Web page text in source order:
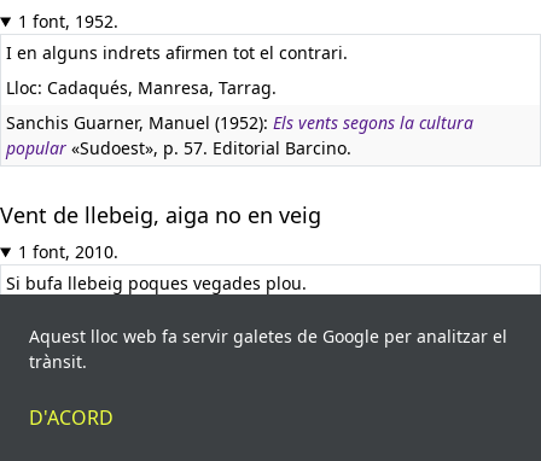
1 font, 1952.
I en alguns indrets afirmen tot el contrari.
Lloc: Cadaqués, Manresa, Tarrag.
Sanchis Guarner, Manuel (1952): Els vents segons la cultura
popular «Sudoest», p. 57. Editorial Barcino.
Vent de llebeig, aiga no en veig
1 font, 2010.
Si bufa llebeig poques vegades plou.
Contos, Montserrat (2010):
Ditxos a Cadaqués , p. 55. Ajuntament
Aquest lloc web fa servir galetes de Google per analitzar el
trànsit.
D'ACORD